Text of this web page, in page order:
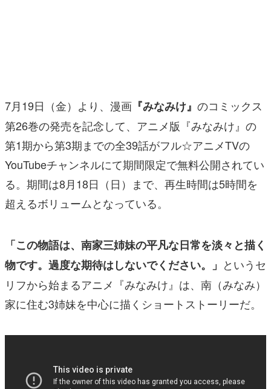
その他
電ファミニコゲーマーとは？
運営：株式会社マレ
7月19日（金）より、漫画 『みなみけ』 のコミックス
第26巻の発売を記念して、アニメ版『みなみけ』の
第1期から第3期までの全39話がフル☆アニメTVの
YouTubeチャンネルにて期間限定で無料公開されてい
る。期間は8月18日（日）まで、再生時間は5時間を
超えるボリュームとなっている。
「この物語は、南家三姉妹の平凡な日常を淡々と描く
物です。過度な期待はしないでください。」 というセ
リフから始まるアニメ『みなみけ』は、南（みなみ）
家に住む3姉妹を中心に描くショートストーリーだ。